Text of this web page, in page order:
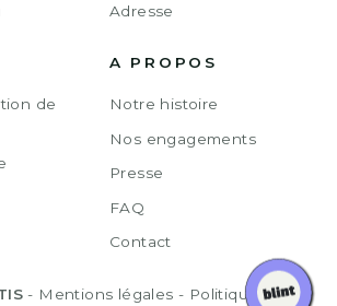
Adresse
de
A PROPOS
Notre histoire
Nos engagements
Presse
FAQ
Contact
- Mentions légales - Politique de